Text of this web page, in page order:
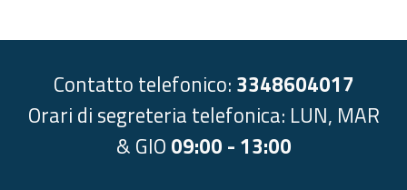
Contatto telefonico: 3348604017
Orari di segreteria telefonica: LUN, MAR
& GIO 09:00 - 13:00